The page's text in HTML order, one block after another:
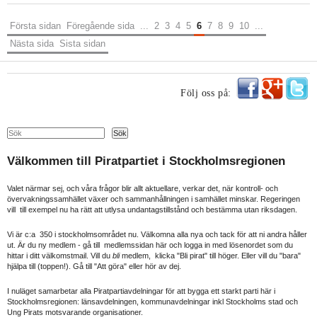
Första sidan Föregående sida ... 2 3 4 5 6 7 8 9 10 ...
Nästa sida Sista sidan
Följ oss på:
Search Sök
Välkommen till Piratpartiet i Stockholmsregionen
Valet närmar sej, och våra frågor blir allt aktuellare, verkar det, när kontroll- och
övervakningssamhället växer och sammanhållningen i samhället minskar. Regeringen
vill till exempel nu ha rätt att utlysa undantagstillstånd och bestämma utan riksdagen.
Vi är c:a 350 i stockholmsområdet nu. Välkomna alla nya och tack för att ni andra håller
ut. Är du ny medlem - gå till medlemssidan här och logga in med lösenordet som du
hittar i ditt välkomstmail. Vill du blimedlem, klicka "Bli pirat" till höger. Eller vill du "bara"
hjälpa till (toppen!). Gå till "Att göra" eller hör av dej.
I nuläget samarbetar alla Piratpartiavdelningar för att bygga ett starkt parti här i
Stockholmsregionen: länsavdelningen, kommunavdelningar inkl Stockholms stad och
Ung Pirats motsvarande organisationer.